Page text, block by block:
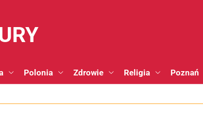
Polonia Zdrowie Religia Poznań